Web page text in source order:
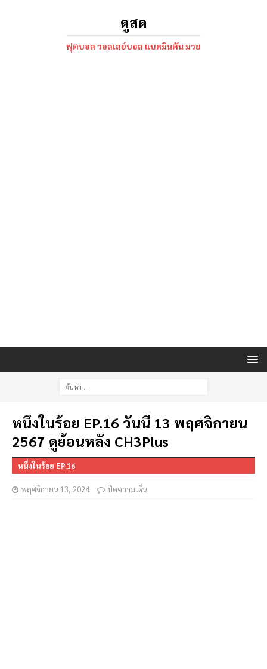
ดูสด
ฟุตบอล วอลเลย์บอล แบดมินตัน มวย
หนึ่งในร้อย EP.16 วันนี้ 13 พฤศจิกายน
2567 ดูย้อนหลัง CH3Plus
หนึ่งในร้อย EP.16
พฤศจิกายน 13, 2024 ปิดความเห็น